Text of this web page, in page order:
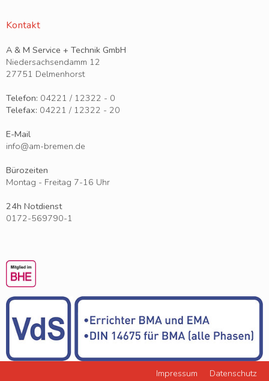
Kontakt
A & M Service + Technik GmbH
Niedersachsendamm 12
27751 Delmenhorst
Telefon: 04221 / 12322 - 0
Telefax: 04221 / 12322 - 20
E-Mail
info@am-bremen.de
Bürozeiten
Montag - Freitag 7-16 Uhr
24h Notdienst
0172-569790-1
Impressum Datenschutz